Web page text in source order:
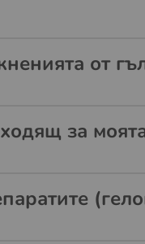
от
за